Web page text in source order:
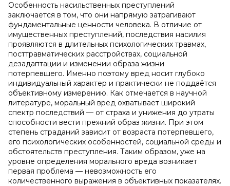
Особенность насильственных преступлений
заключается в том, что они напрямую затрагивают
фундаментальные ценности человека. В отличие от
имущественных преступлений, последствия насилия
проявляются в длительных психологических травмах,
посттравматических расстройствах, социальной
дезадаптации и изменении образа жизни
потерпевшего. Именно поэтому вред носит глубоко
индивидуальный характер и практически не поддаётся
объективному измерению. Как отмечается в научной
литературе, моральный вред охватывает широкий
спектр последствий — от страха и унижения до утраты
способности вести прежний образ жизни. При этом
степень страданий зависит от возраста потерпевшего,
его психологических особенностей, социальной среды и
обстоятельств преступления. Таким образом, уже на
уровне определения морального вреда возникает
первая проблема — невозможность его
количественного выражения в объективных показателях.